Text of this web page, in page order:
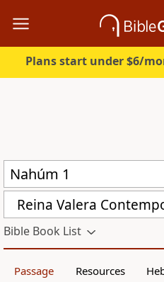
Plans start under $6/
Reina Valera
Bible Book List
Passage Resources